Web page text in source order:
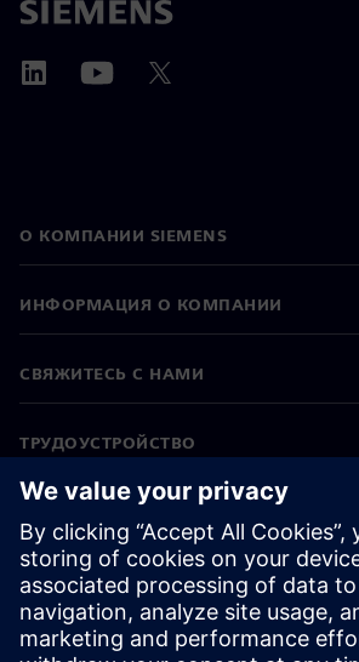
О КОМПАНИИ SIEMENS
ИНФОРМАЦИЯ О КОМПАНИИ
СВЯЖИТЕСЬ С НАМИ
ТРУДОУСТРОЙСТВО
©Siemens 2026
Корпоративная информация
Уведомление о конфиденциальности